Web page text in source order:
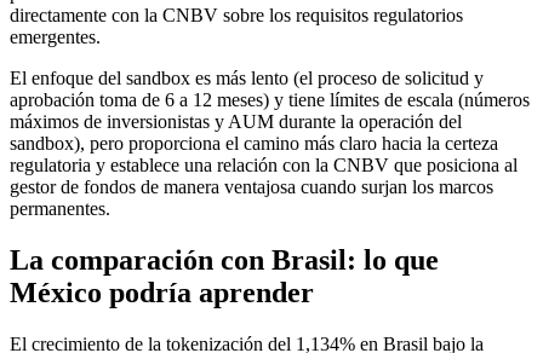
directamente con la CNBV sobre los requisitos regulatorios
emergentes.
El enfoque del sandbox es más lento (el proceso de solicitud y
aprobación toma de 6 a 12 meses) y tiene límites de escala (números
máximos de inversionistas y AUM durante la operación del
sandbox), pero proporciona el camino más claro hacia la certeza
regulatoria y establece una relación con la CNBV que posiciona al
gestor de fondos de manera ventajosa cuando surjan los marcos
permanentes.
La comparación con Brasil: lo que
México podría aprender
El crecimiento de la tokenización del 1,134% en Brasil bajo la